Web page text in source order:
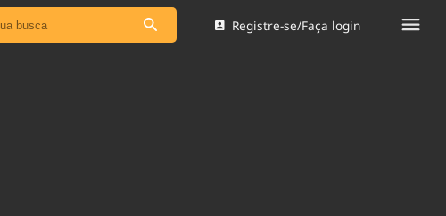
todas as notícias
Registre-se/Faça login